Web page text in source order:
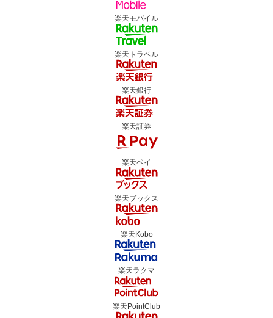
楽天モバイル
楽天トラベル
楽天銀行
楽天証券
楽天ペイ
楽天ブックス
楽天Kobo
楽天ラクマ
楽天PointClub